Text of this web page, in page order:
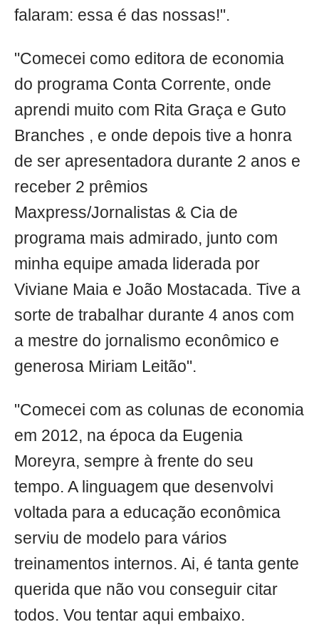
falaram: essa é das nossas!".
"Comecei como editora de economia
do programa Conta Corrente, onde
aprendi muito com Rita Graça e Guto
Branches , e onde depois tive a honra
de ser apresentadora durante 2 anos e
receber 2 prêmios
Maxpress/Jornalistas & Cia de
programa mais admirado, junto com
minha equipe amada liderada por
Viviane Maia e João Mostacada. Tive a
sorte de trabalhar durante 4 anos com
a mestre do jornalismo econômico e
generosa Miriam Leitão".
"Comecei com as colunas de economia
em 2012, na época da Eugenia
Moreyra, sempre à frente do seu
tempo. A linguagem que desenvolvi
voltada para a educação econômica
serviu de modelo para vários
treinamentos internos. Ai, é tanta gente
querida que não vou conseguir citar
todos. Vou tentar aqui embaixo.